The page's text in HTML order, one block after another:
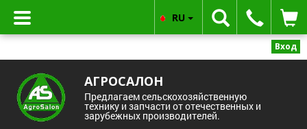
Вход
АГРОСАЛОН
Предлагаем сельскохозяйственную
технику и запчасти от отечественных и
зарубежных производителей.
RU